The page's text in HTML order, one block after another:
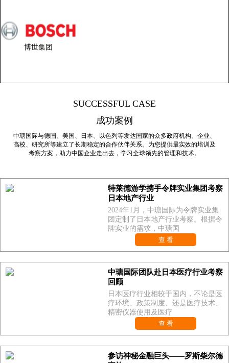
博世集团
SUCCESSFUL CASE
成功案例
中瑭国际与德国、美国、日本、以色列等发达国家的众多政府机构、企业、
高校、研究所等建立了长期稳定的合作伙伴关系。为您提供最实效的培训及
考察方案，助力中国企业走出去，学习全球领先的管理和技术。
特莱德游学携手令牌实业集团考察
日本地产行业
2024年1月，中瑭国际为令牌实业集
团定制了日本地产行业考察。根据令
牌实业的需求，中瑭国
查 看
中瑭国际团队赴日本医疗行业考察
回顾
日本医疗行业相较于国内，不论是医
疗环境、政策制度、还是医疗技术、
精密仪器使用及医疗
查 看
参访神秘金融巨头——罗斯柴尔德